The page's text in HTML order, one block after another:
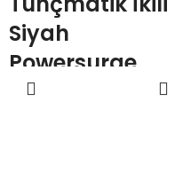
cihazlarınızı ani voltaj
dalgalanmalarına, yıldırım
etkilerine ve aşırı akıma karşı
korur. 5’li priz yapısı ve 1.5 metre
kablo uzunluğu sayesinde hem ev
Siyah
Powersurge
Akım Korumalı